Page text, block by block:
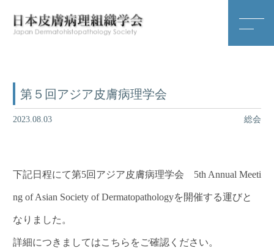
第５回アジア皮膚病理学会
2023.08.03 総会
下記日程にて第5回アジア皮膚病理学会 5th Annual Meeti
ng of Asian Society of Dermatopathologyを開催する運びと
なりました。
詳細につきましてはこちらをご確認ください。